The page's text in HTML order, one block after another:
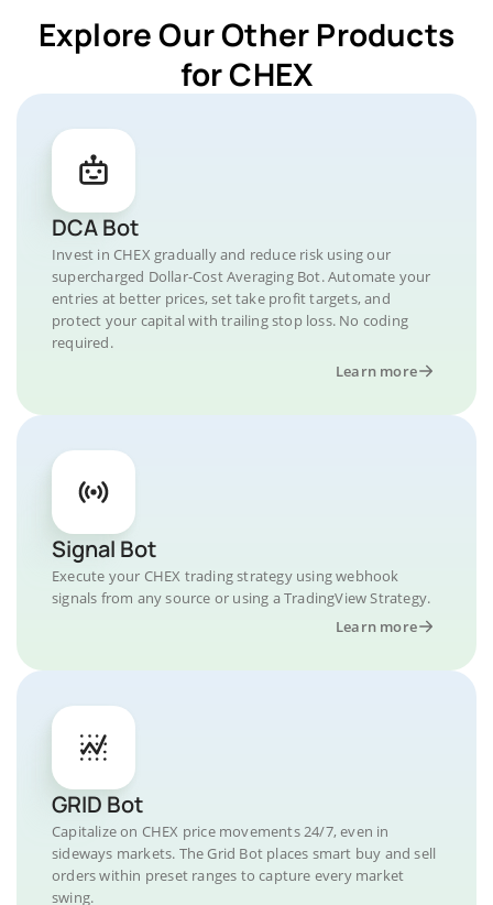
Explore Our Other Products
for CHEX
DCA Bot
Invest in CHEX gradually and reduce risk using our
supercharged Dollar-Cost Averaging Bot. Automate your
entries at better prices, set take profit targets, and
protect your capital with trailing stop loss. No coding
required.
Learn more
Signal Bot
Execute your CHEX trading strategy using webhook
signals from any source or using a TradingView Strategy.
Learn more
GRID Bot
Capitalize on CHEX price movements 24/7, even in
sideways markets. The Grid Bot places smart buy and sell
orders within preset ranges to capture every market
swing.